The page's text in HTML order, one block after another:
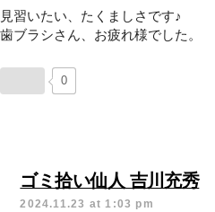
見習いたい、たくましさです♪
歯ブラシさん、お疲れ様でした。
0
ゴミ拾い仙人 吉川充秀
2024.11.23 at 1:03 pm